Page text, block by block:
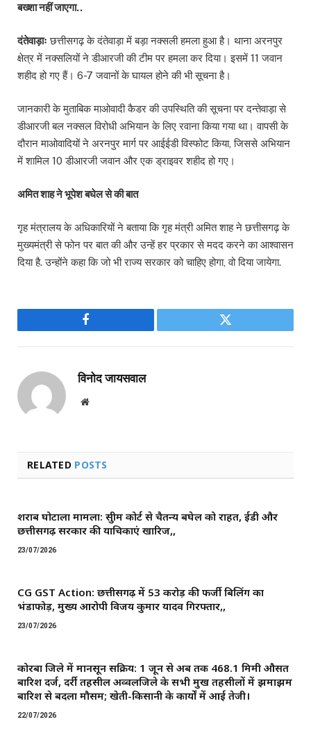
बख्शा नहीं जाएगा..
दंतेवाड़ाः छत्तीसगढ़ के दंतेवाड़ा में बड़ा नक्सली हमला हुआ है। थाना अरनपुर
क्षेत्र में नक्सलियों ने डीआरजी की टीम पर हमला कर दिया। इसमें 11 जवान
शहीद हो गए हैं। 6-7 जवानों के घायल होने की भी सूचना है।
जानकारी के मुताबिक माओवादी कैडर की उपस्थिति की सूचना पर दन्तेवाड़ा से
डीआरजी बल नक्सल विरोधी अभियान के लिए रवाना किया गया था। वापसी के
दौरान माओवादियों ने अरनपुर मार्ग पर आईईडी विस्फोट किया, जिससे अभियान
में शामिल 10 डीआरजी जवान और एक ड्राइवर शहीद हो गए।
अमित शाह ने भूपेश बघेल से की बात
गृह मंत्रालय के अधिकारियों ने बताया कि गृह मंत्री अमित शाह ने छत्तीसगढ़ के
मुख्यमंत्री से फोन पर बात की और उन्हें हर प्रकार से मदद करने का आश्वासन
दिया है. उन्होंने कहा कि जो भी राज्य सरकार को चाहिए होगा, वो दिया जायेगा.
Facebook Twitter
विनोद जायसवाल
Website
RELATED POSTS
शराब घोटाला मामला: सुप्रीम कोर्ट से चैतन्य बघेल को राहत, ईडी और
छत्तीसगढ़ सरकार की याचिकाएं खारिज,,
23/07/2026
CG GST Action: छत्तीसगढ़ में 53 करोड़ की फर्जी बिलिंग का
भंडाफोड़, मुख्य आरोपी विजय कुमार यादव गिरफ्तार,,
23/07/2026
कोरबा जिले में मानसून सक्रिय: 1 जून से अब तक 468.1 मिमी औसत
बारिश दर्ज, दर्री तहसील अव्वलजिले के सभी प्रमुख तहसीलों में झमाझम
बारिश से बदला मौसम; खेती-किसानी के कार्यों में आई तेजी।
22/07/2026